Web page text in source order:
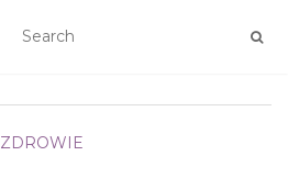
ZDROWIE